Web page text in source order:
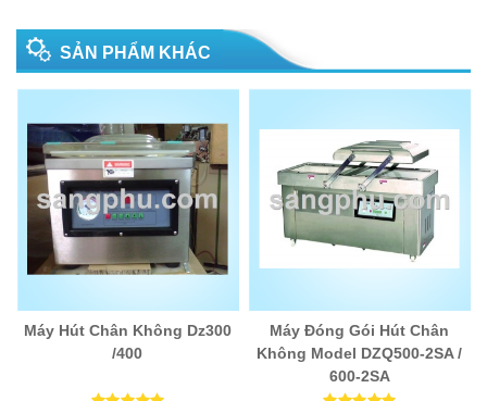
SẢN PHẨM KHÁC
Máy Hút Chân Không Dz300
/400
Máy Đóng Gói Hút Chân
Không Model DZQ500-2SA /
600-2SA